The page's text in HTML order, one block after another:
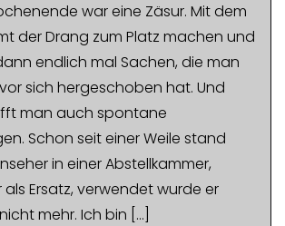
war eine Zäsur. Mit dem
der Drang zum Platz machen und
endlich mal Sachen, die man
sich hergeschoben hat. Und
man auch spontane
Schon seit einer Weile stand
in einer Abstellkammer,
Ersatz, verwendet wurde er
mehr. Ich bin […]